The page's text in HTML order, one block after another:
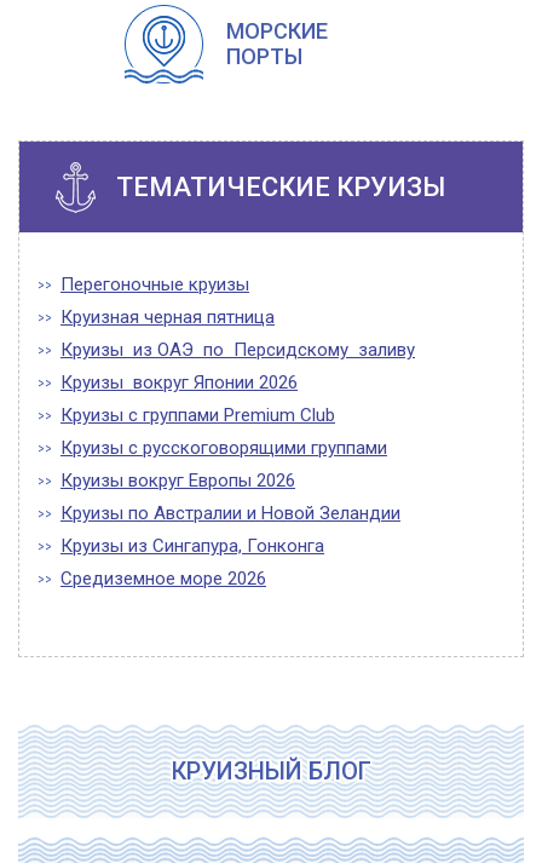
МОРСКИЕ
ПОРТЫ
ТЕМАТИЧЕСКИЕ КРУИЗЫ
Перегоночные круизы
Круизная черная пятница
Круизы из ОАЭ по Персидскому заливу
Круизы вокруг Японии 2026
Круизы с группами Premium Club
Круизы с русскоговорящими группами
Круизы вокруг Европы 2026
Круизы по Австралии и Новой Зеландии
Круизы из Сингапура, Гонконга
Средиземное море 2026
КРУИЗНЫЙ БЛОГ